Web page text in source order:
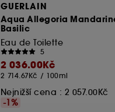
GUERLAIN
Aqua Allegoria
Basilic
Eau de Toilette
5
2 036.00Kč
2 714.67Kč / 100ml
Nejnižší cena : 2 057.00Kč
-1%